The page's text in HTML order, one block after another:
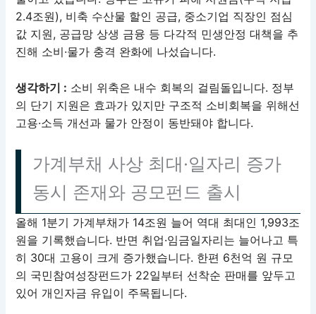
2.4조원), 비축 수산물 할인 공급, 중소기업 직장인 점심
값 지원, 공급망 상생 금융 등 다각적 민생안정 대책을 추
진해 소비·물가 충격 완화에 나섰습니다.
생각하기 : 소비 위축은 내수 회복의 걸림돌입니다. 정부
의 단기 지원은 효과가 있지만 구조적 소비회복을 위해선
고용·소득 개선과 물가 안정이 동반돼야 합니다.
가계부채 사상 최대·일자리 증가
동시 존재와 공모펀드 출시
올해 1분기 가계부채가 14조원 늘어 역대 최대인 1,993조
원을 기록했습니다. 반면 취업·임금일자리는 늘어나고 특
히 30대 고용이 크게 증가했습니다. 한편 6천억 원 규모
의 국민참여성장펀드가 22일부터 선착순 판매를 앞두고
있어 개인자금 유입이 주목됩니다.